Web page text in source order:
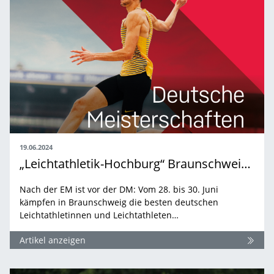
19.06.2024
„Leichtathletik-Hochburg“ Braunschweig bittet zum nationalen Saison-Highlight
Nach der EM ist vor der DM: Vom 28. bis 30. Juni
kämpfen in Braunschweig die besten deutschen
Leichtathletinnen und Leichtathleten…
Artikel anzeigen